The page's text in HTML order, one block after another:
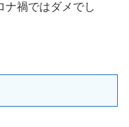
ナ禍ではダメでし